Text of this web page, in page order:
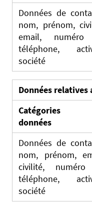
Données de
nom, prénom,
email,
téléphone,
société
Données relatives
Catégories
données
Données de
nom, prénom,
civilité,
téléphone,
société